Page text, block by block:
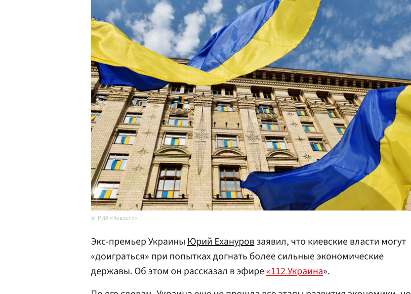
РИА «Новости»
Экс-премьер УкраиныЮрий Ехануровзаявил, что киевские власти могут
«доиграться» при попытках догнать более сильные экономические
державы. Об этом он рассказал в эфире«112 Украина».